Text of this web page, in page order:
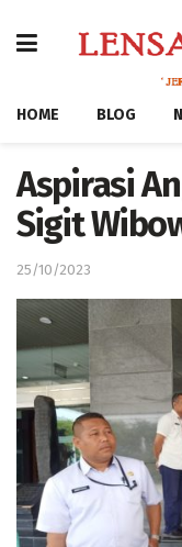
HOME BLOG
Aspirasi
Sigit
25/10/2023